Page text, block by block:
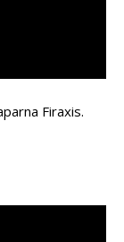
Firaxis.